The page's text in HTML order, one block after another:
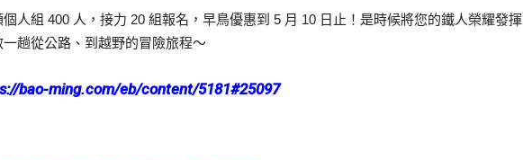
人組 400 人，接力 20 組報名，早鳥優惠到 5 月 10 日止！是時候將您的鐵人榮耀發揮
趟從公路、到越野的冒險旅程～
bao-ming.com/eb/content/5181#25097